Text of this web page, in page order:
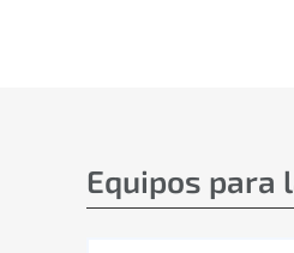
Equipos para